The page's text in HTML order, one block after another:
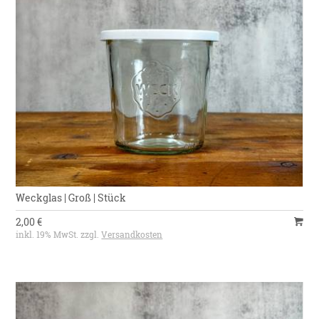
Weckglas | Groß | Stück
2,00 €
inkl. 19% MwSt. zzgl.Versandkosten